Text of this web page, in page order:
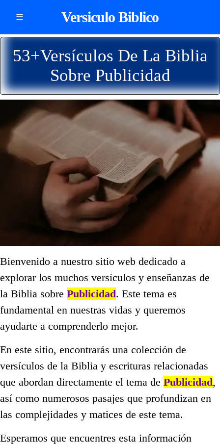
☰ Versiculo Biblico
53+Versículos De La Biblia
Sobre Publicidad
Bienvenido a nuestro sitio web dedicado a
explorar los muchos versículos y enseñanzas de
la Biblia sobre Publicidad. Este tema es
fundamental en nuestras vidas y queremos
ayudarte a comprenderlo mejor.
En este sitio, encontrarás una colección de
versículos de la Biblia y escrituras relacionadas
que abordan directamente el tema de Publicidad,
así como numerosos pasajes que profundizan en
las complejidades y matices de este tema.
Esperamos que encuentres esta información